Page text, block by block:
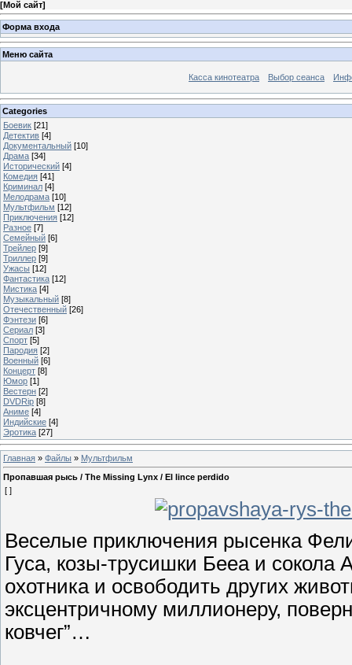
[Мой сайт]
Форма входа
Меню сайта
Касса кинотеатра Выбор сеанса
Categories
Боевик [21]
Детектив [4]
Документальный [10]
Драма [34]
Исторический [4]
Комедия [41]
Криминал [4]
Мелодрама [10]
Мультфильм [12]
Приключения [12]
Разное [7]
Семейный [6]
Трейлер [9]
Триллер [9]
Ужасы [12]
Фантастика [12]
Мистика [4]
Музыкальный [8]
Отечественный [26]
Фэнтези [6]
Сериал [3]
Спорт [5]
Пародия [2]
Военный [6]
Концерт [8]
Юмор [1]
Вестерн [2]
DVDRip [8]
Аниме [4]
Индийские [4]
Эротика [27]
Главная » Файлы » Мультфильм
Пропавшая рысь / The Missing Lynx / El lince perdido
[ ]
Веселые приключения рысенка
Гуса, козы-трусишки Бееа и сокола
охотника и освободить других
эксцентричному миллионеру,
ковчег”…